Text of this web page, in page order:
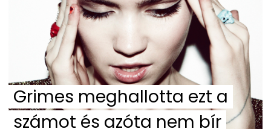
Grimes meghallotta ezt a
számot és azóta nem bír